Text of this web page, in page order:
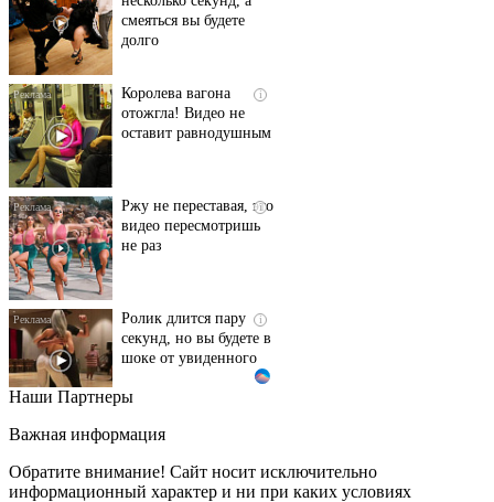
долго
отожгла! Видео не
оставит равнодушным
видео пересмотришь
не раз
секунд, но вы будете в
шоке от увиденного
Этот танец невесты
Пересмотрела 10 раз
Наши Партнеры
Важная информация
Обратите внимание! Сайт носит исключительно
информационный характер и ни при каких условиях